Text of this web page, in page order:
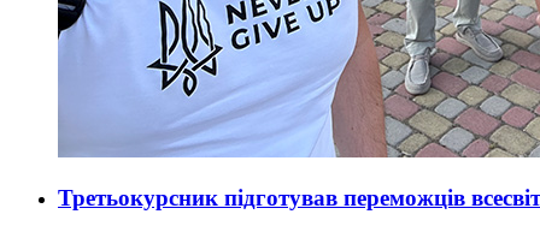
Третьокурсник підготував переможців